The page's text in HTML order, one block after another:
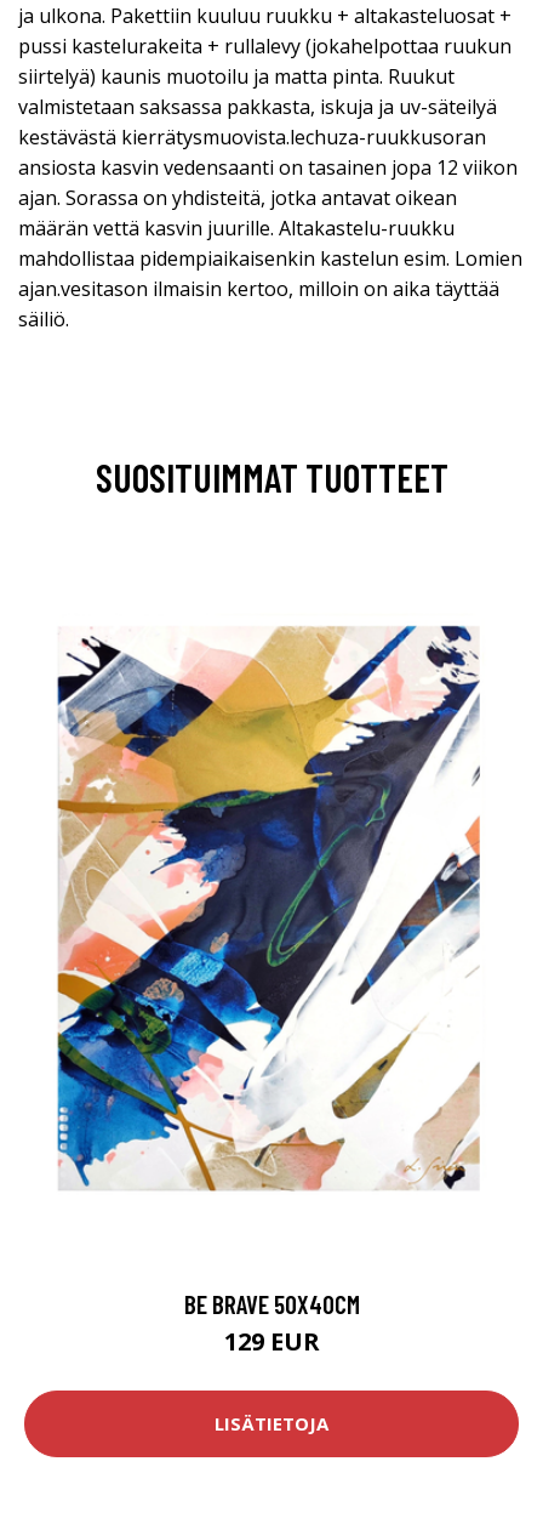
ja ulkona. Pakettiin kuuluu ruukku + altakasteluosat +
pussi kastelurakeita + rullalevy (jokahelpottaa ruukun
siirtelyä) kaunis muotoilu ja matta pinta. Ruukut
valmistetaan saksassa pakkasta, iskuja ja uv-säteilyä
kestävästä kierrätysmuovista.lechuza-ruukkusoran
ansiosta kasvin vedensaanti on tasainen jopa 12 viikon
ajan. Sorassa on yhdisteitä, jotka antavat oikean
määrän vettä kasvin juurille. Altakastelu-ruukku
mahdollistaa pidempiaikaisenkin kastelun esim. Lomien
ajan.vesitason ilmaisin kertoo, milloin on aika täyttää
säiliö.
SUOSITUIMMAT TUOTTEET
BE BRAVE 50X40CM
129 EUR
LISÄTIETOJA